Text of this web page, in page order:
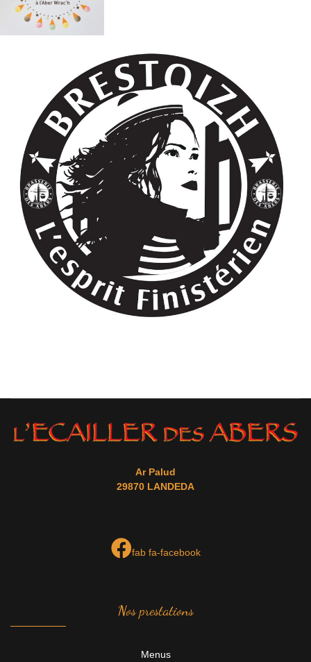
Ar Palud
29870 LANDEDA
fab fa-facebook
Nos prestations
Menus